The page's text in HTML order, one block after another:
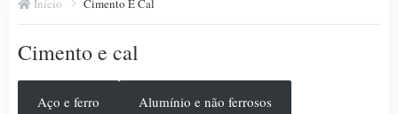
Início Cimento E Cal
Cimento e cal
Aço e ferro Alumínio e não ferrosos